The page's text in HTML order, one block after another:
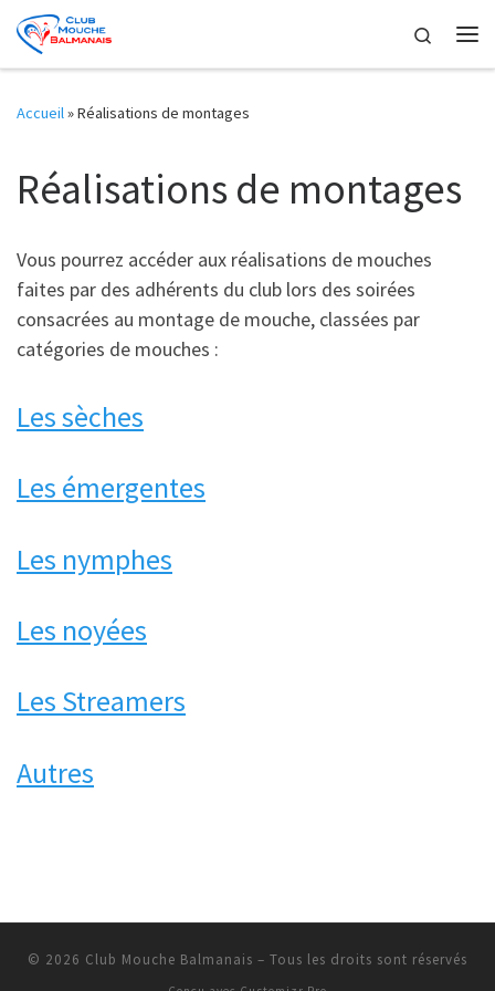
Skip to content
Search
Accueil»Réalisations de montages
Réalisations de montages
Vous pourrez accéder aux réalisations de mouches
faites par des adhérents du club lors des soirées
consacrées au montage de mouche, classées par
catégories de mouches :
Les sèches
Les émergentes
Les nymphes
Les noyées
Les Streamers
Autres
© 2026 Club Mouche Balmanais – Tous les droits sont réservés